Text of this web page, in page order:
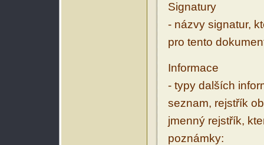
Signatury
- názvy signatur,
pro tento
Informace
- typy dalších
seznam, rejstřík
jmenný rejstřík,
poznámky: